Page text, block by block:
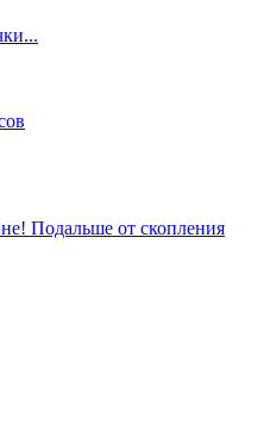
Подальше от скопления